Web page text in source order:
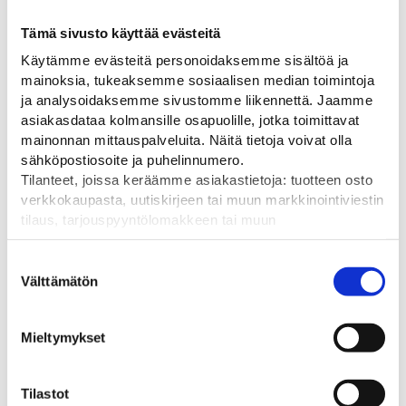
Tämä sivusto käyttää evästeitä
Käytämme evästeitä personoidaksemme sisältöä ja
mainoksia, tukeaksemme sosiaalisen median toimintoja
ja analysoidaksemme sivustomme liikennettä. Jaamme
asiakasdataa kolmansille osapuolille, jotka toimittavat
mainonnan mittauspalveluita. Näitä tietoja voivat olla
sähköpostiosoite ja puhelinnumero.
Tilanteet, joissa keräämme asiakastietoja: tuotteen osto
verkkokaupasta, uutiskirjeen tai muun markkinointiviestin
tilaus, tarjouspyyntölomakkeen tai muun
yhteydenottolomakkeen lähettäminen, käyttäjätilin
pyydetään erillinen suostumus tiedon käyttämiseen
markkinoinnissa. Hyväksymällä mainontaevästeet,
hyväksyt asiakasdatan jakamisen kolmansille osapuolille
mainonnan mittaamista varten.
valinta
Välttämätön
Mieltymykset
Tilastot
Pylväsheijastimet
Lisää liikennemerkkien
näkyvyyttä
Alkaen49,00€
Töyssypaalu
Töyssypaalu shakkiruutu
kuvioisella R2 heijastimella
79,00€
Tutustu myös